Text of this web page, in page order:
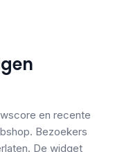
en recente
Bezoekers
De widget